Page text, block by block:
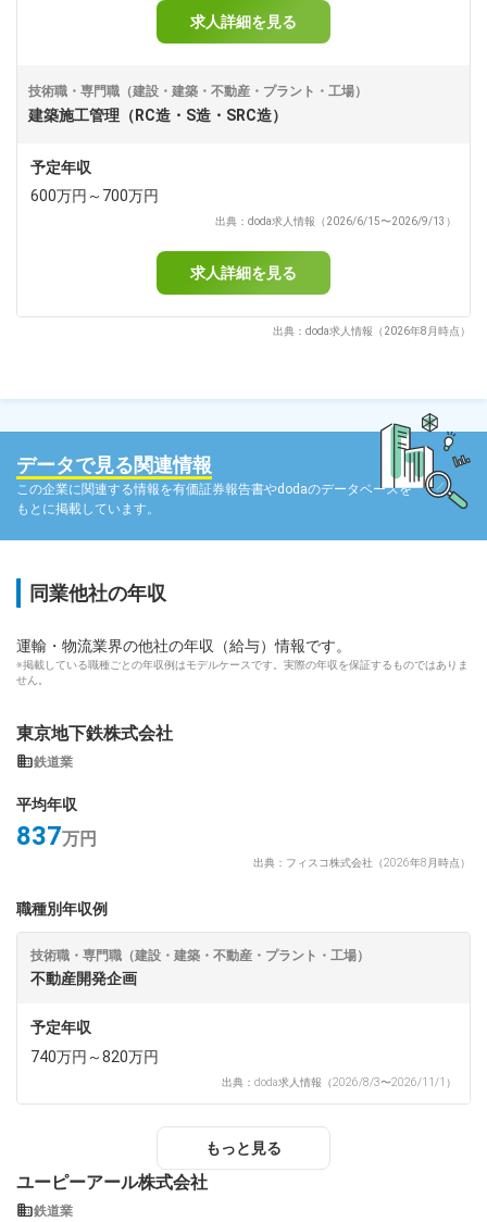
求人詳細を見る
技術職・専門職（建設・建築・不動産・プラント・工場）
建築施工管理（RC造・S造・SRC造）
予定年収
600万円～700万円
出典：doda求人情報（2026/6/15〜2026/9/13）
求人詳細を見る
出典：doda求人情報（2026年8月時点）
データで見る関連情報
この企業に関連する情報を有価証券報告書やdodaのデータベースを
もとに掲載しています。
同業他社の年収
運輸・物流業界の他社の年収（給与）情報です。
※掲載している職種ごとの年収例はモデルケースです。実際の年収を保証するものではありま
せん。
東京地下鉄株式会社
鉄道業
平均年収
837万円
出典：フィスコ株式会社（2026年8月時点）
職種別年収例
技術職・専門職（建設・建築・不動産・プラント・工場）
不動産開発企画
予定年収
740万円～820万円
出典：doda求人情報（2026/8/3〜2026/11/1）
もっと見る
ユーピーアール株式会社
鉄道業